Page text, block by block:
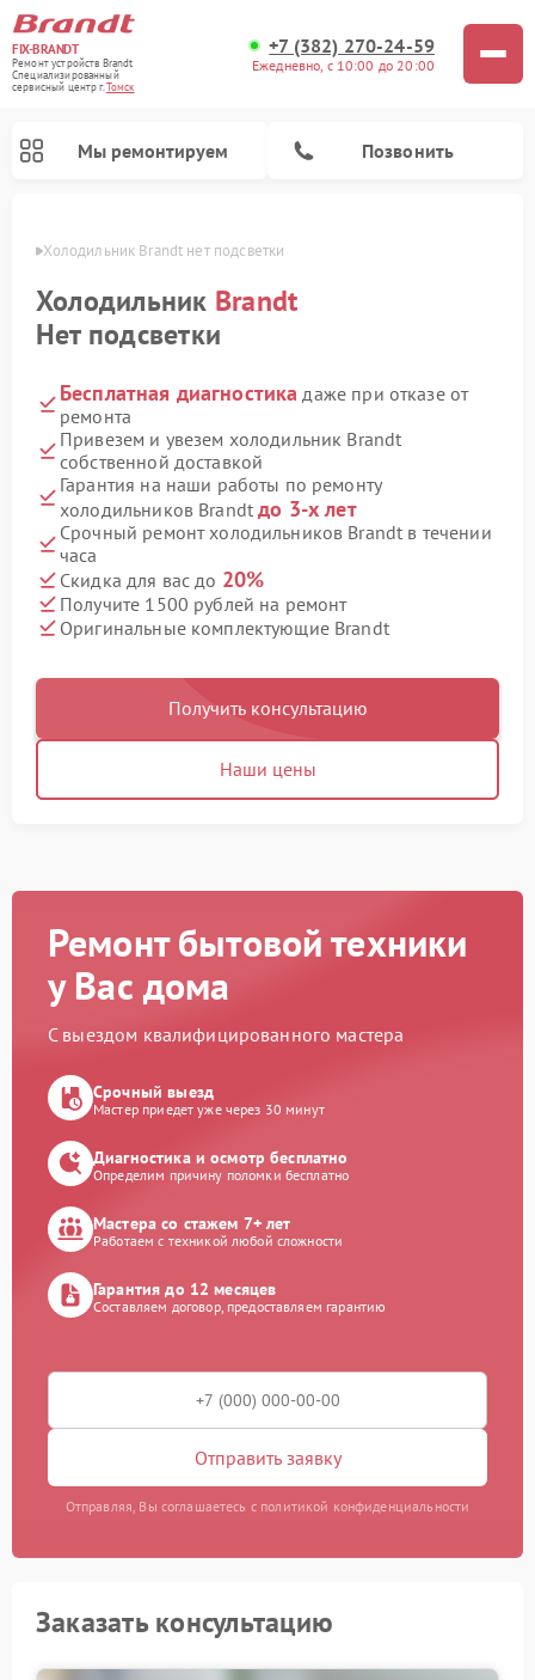
FIX-BRANDT
Ремонт устройств Brandt
Специализированный
cервисный центр г.Томск
+7 (382) 270-24-59
Ежедневно, с 10:00 до 20:00
Мы ремонтируем Позвонить
Холодильник Brandt нет подсветки
Холодильник Brandt
Нет подсветки
Бесплатная диагностика даже при отказе от
ремонта
Привезем и увезем холодильник Brandt
собственной доставкой
Гарантия на наши работы по ремонту
холодильников Brandtдо 3-х лет
Срочный ремонт холодильников Brandt в течении
часа
Скидка для вас до 20%
Получите 1500 рублей на ремонт
Оригинальные комплектующие Brandt
Получить консультацию
Наши цены
Ремонт бытовой техники
у Вас дома
С выездом квалифицированного мастера
Срочный выезд
Мастер приедет уже через 30 минут
Диагностика и осмотр бесплатно
Определим причину поломки бесплатно
Мастера со стажем 7+ лет
Работаем с техникой любой сложности
Гарантия до 12 месяцев
Составляем договор, предоставляем гарантию
Отправить заявку
Отправляя, Вы соглашаетесь с политикой конфиденциальности
Заказать консультацию